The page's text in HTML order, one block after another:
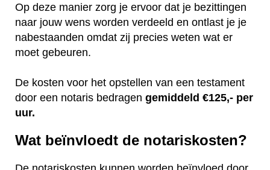
Op deze manier zorg je ervoor dat je bezittingen
naar jouw wens worden verdeeld en ontlast je je
nabestaanden omdat zij precies weten wat er
moet gebeuren.
De kosten voor het opstellen van een testament
door een notaris bedragen gemiddeld €125,- per
uur.
Wat beïnvloedt de notariskosten?